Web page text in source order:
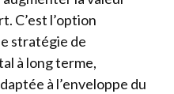
C’est l’option
stratégie de
à long terme,
à l’enveloppe du